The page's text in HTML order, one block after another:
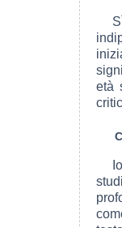
età